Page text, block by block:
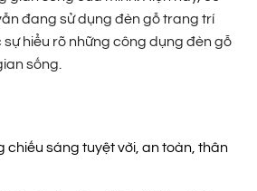
đang sử dụng đèn gỗ trang trí
hiểu rõ những công dụng đèn gỗ
sống.
chiếu sáng tuyệt vời, an toàn, thân